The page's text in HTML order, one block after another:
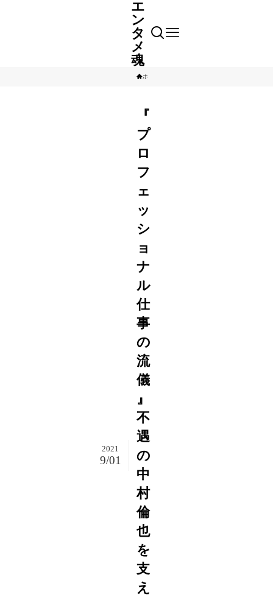
エ
ン
タ
メ
魂
ホーム
『
プ
ロ
フ
ェ
ッ
シ
ョ
ナ
ル
仕
事
の
流
儀
』
不
遇
の
中
村
倫
也
を
支
え
2021
9/01